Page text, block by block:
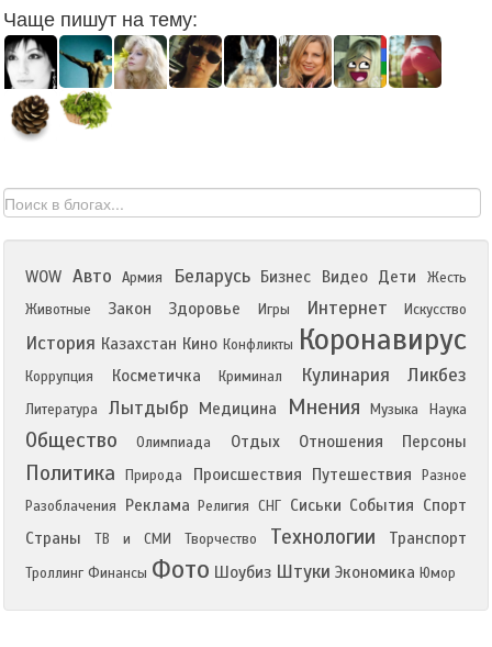
Чаще пишут на тему:
WOW Авто Армия Беларусь Бизнес Видео Дети
Жесть
Животные
Закон Здоровье Игры Интернет Искусство
История Казахстан Кино Конфликты Коронавирус
Коррупция Косметичка Криминал Кулинария Ликбез
Литература Лытдыбр Медицина Мнения Музыка Наука
Общество Олимпиада Отдых Отношения Персоны
Политика Природа Происшествия Путешествия
Разное
Разоблачения
Реклама Религия СНГ Сиськи События Спорт
Страны
ТВ и СМИ Творчество Технологии Транспорт
Троллинг Финансы Фото Шоубиз Штуки Экономика Юмор